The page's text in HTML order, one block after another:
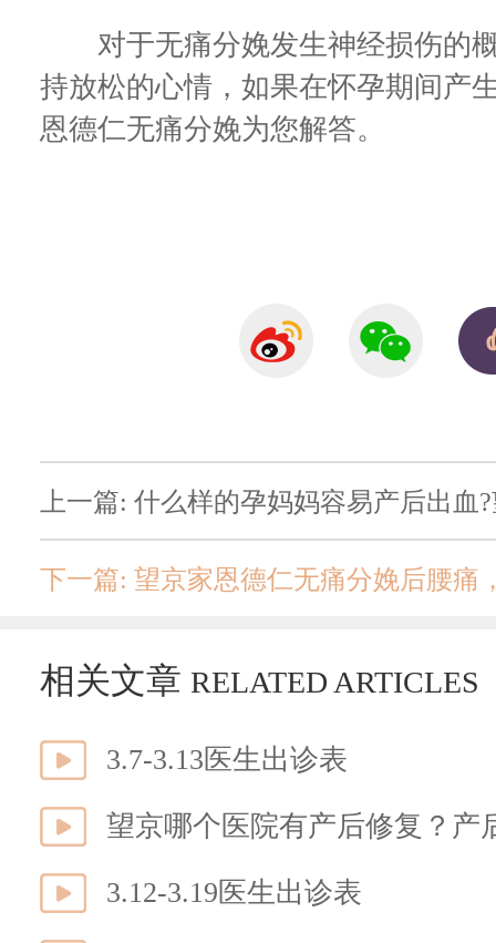
对于无痛分娩发生神经损伤的概
持放松的心情，如果在怀孕期间产
恩德仁无痛分娩为您解答。
上一篇: 什么样的孕妈妈容易产后出
下一篇: 望京家恩德仁无痛分娩后腰痛
相关文章 RELATED ARTICLES
3.7-3.13医生出诊表
望京哪个医院有产后修复？产
3.12-3.19医生出诊表